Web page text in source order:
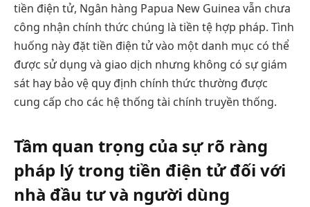
tiền điện tử, Ngân hàng Papua New Guinea vẫn chưa
công nhận chính thức chúng là tiền tệ hợp pháp. Tình
huống này đặt tiền điện tử vào một danh mục có thể
được sử dụng và giao dịch nhưng không có sự giám
sát hay bảo vệ quy định chính thức thường được
cung cấp cho các hệ thống tài chính truyền thống.
Tầm quan trọng của sự rõ ràng
pháp lý trong tiền điện tử đối với
nhà đầu tư và người dùng